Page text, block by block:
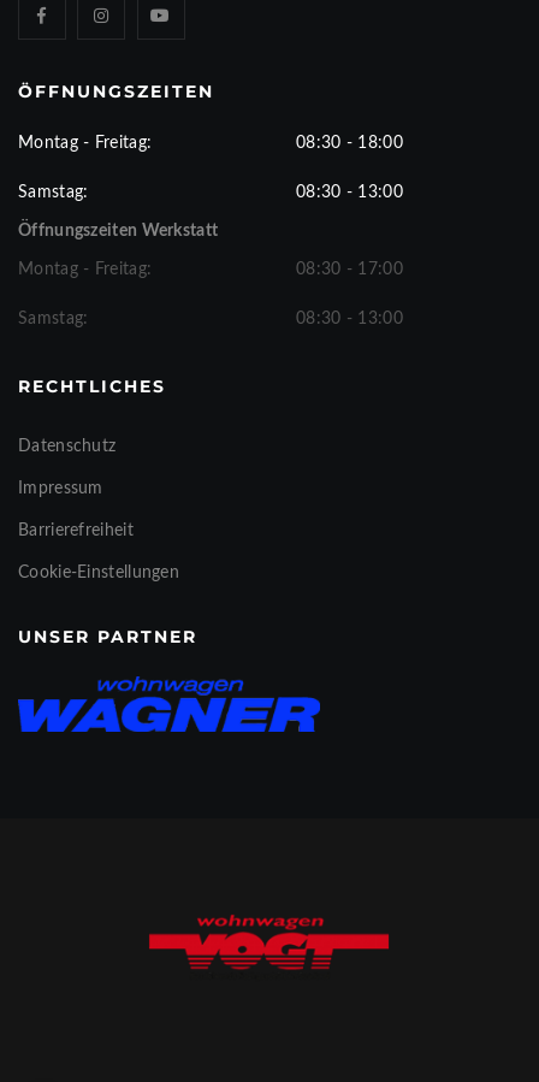
ÖFFNUNGSZEITEN
Montag - Freitag: 08:30 - 18:00
Samstag: 08:30 - 13:00
Öffnungszeiten Werkstatt
Montag - Freitag: 08:30 - 17:00
Samstag: 08:30 - 13:00
RECHTLICHES
Datenschutz
Impressum
Barrierefreiheit
Cookie-Einstellungen
UNSER PARTNER